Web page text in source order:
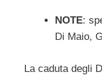
NOTE:
Di Maio,
La caduta degli